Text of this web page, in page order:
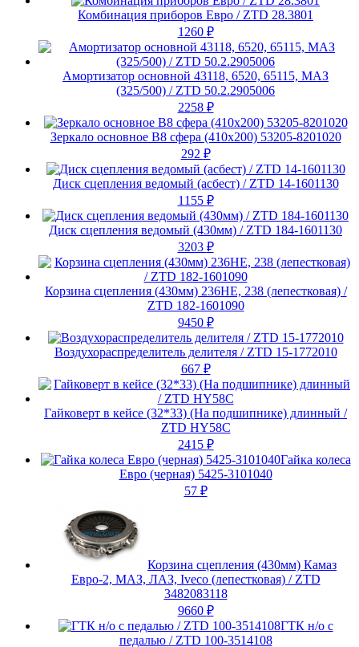
Комбинация приборов Евро / ZTD 28.3801
1260 ₽
Амортизатор основной 43118, 6520, 65115, МАЗ
(325/500) / ZTD 50.2.2905006
2258 ₽
Зеркало основное В8 сфера (410х200) 53205-8201020
292 ₽
Диск сцепления ведомый (асбест) / ZTD 14-1601130
1155 ₽
Диск сцепления ведомый (430мм) / ZTD 184-1601130
3203 ₽
Корзина сцепления (430мм) 236НЕ, 238 (лепестковая) /
ZTD 182-1601090
9450 ₽
Воздухораспределитель делителя / ZTD 15-1772010
667 ₽
Гайковерт в кейсе (32*33) (На подшипнике) длинный /
ZTD HY58C
2415 ₽
Гайка колеса
Евро (черная) 5425-3101040
57 ₽
Корзина сцепления (430мм) Камаз
Евро-2, МАЗ, ЛАЗ, Iveco (лепестковая) / ZTD
3482083118
9660 ₽
ГТК н/о с
педалью / ZTD 100-3514108